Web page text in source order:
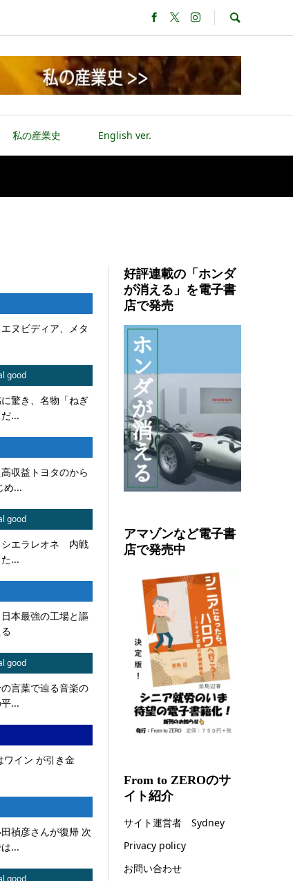
私の産業史 English ver.
ヌビディア、メタ
good
驚き、名物「ねぎ
...
収益トヨタのから
め...
good
シエラレオネ 内戦
...
本最強の工場と謳
good
言葉で辿る音楽の
...
ワイン が引き金
禎彦さんが復帰 次
...
good
好評連載の「ホンダ
が消える」を電子書
店で発売
アマゾンなど電子書
店で発売中
From to ZEROのサ
イト紹介
サイト運営者 Sydney
Privacy policy
お問い合わせ